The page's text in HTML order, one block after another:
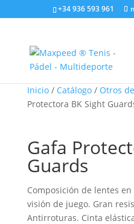
+34 936 593 961
Inicio/ Catálogo/ Otros
Protectora BK Sight
Gafa
Guards
Composición de lentes
visión de juego. Gran
Antirroturas. Cinta